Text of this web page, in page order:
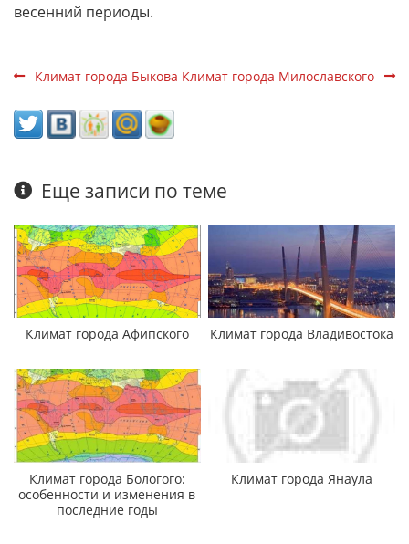
весенний периоды.
Климат города Быкова Климат города Милославского
Еще записи по теме
Климат города Афипского Климат города Владивостока
Климат города Бологого:
особенности и изменения в
последние годы
Климат города Янаула